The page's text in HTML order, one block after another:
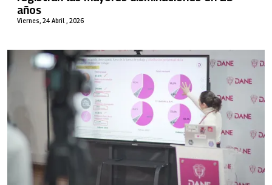
Viernes, 24 Abril , 2026
años